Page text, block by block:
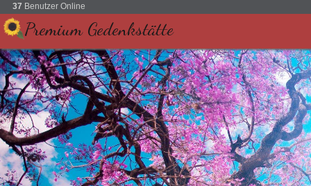
37 Benutzer Online
Premium Gedenkstätte